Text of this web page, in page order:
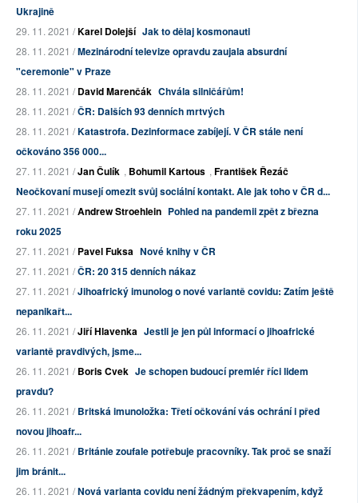
Ukrajině
29. 11. 2021 /Karel Dolejší Jak to dělaj kosmonauti
28. 11. 2021 /Mezinárodní televize opravdu zaujala absurdní
"ceremonie" v Praze
28. 11. 2021 /David Marenčák Chvála silničářům!
28. 11. 2021 /ČR: Dalších 93 denních mrtvých
28. 11. 2021 /Katastrofa. Dezinformace zabíjejí. V ČR stále není
očkováno 356 000...
27. 11. 2021 /Jan Čulík , Bohumil Kartous , František Řezáč
Neočkovaní musejí omezit svůj sociální kontakt. Ale jak toho v ČR d...
27. 11. 2021 /Andrew Stroehlein Pohled na pandemii zpět z března
roku 2025
27. 11. 2021 /Pavel Fuksa Nové knihy v ČR
27. 11. 2021 /ČR: 20 315 denních nákaz
27. 11. 2021 /Jihoafrický imunolog o nové variantě covidu: Zatím ještě
nepanikařt...
26. 11. 2021 /Jiří Hlavenka Jestli je jen půl informací o jihoafrické
variantě pravdivých, jsme...
26. 11. 2021 /Boris Cvek Je schopen budoucí premiér říci lidem
pravdu?
26. 11. 2021 /Britská imunoložka: Třetí očkování vás ochrání i před
novou jihoafr...
26. 11. 2021 /Británie zoufale potřebuje pracovníky. Tak proč se snaží
jim bránit...
26. 11. 2021 /Nová varianta covidu není žádným překvapením, když